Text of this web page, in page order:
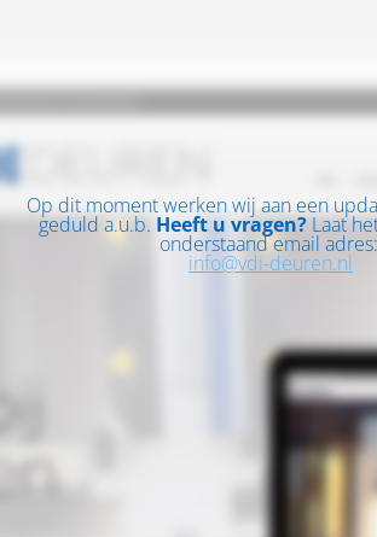
Op dit moment werken wij aan een
geduld a.u.b. Heeft u vragen? Laat
onderstaand email adres:
info@vdi-deuren.nl